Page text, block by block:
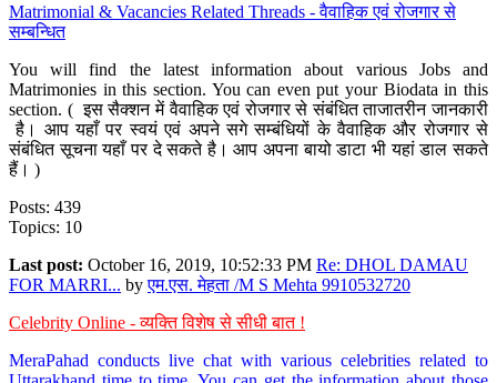
Matrimonial & Vacancies Related Threads - वैवाहिक एवं रोजगार से
सम्बन्धित
You will find the latest information about various Jobs and
Matrimonies in this section. You can even put your Biodata in this
section. ( इस सैक्शन में वैवाहिक एवं रोजगार से संबंधित ताजातरीन जानकारी
है। आप यहाँ पर स्वयं एवं अपने सगे सम्बंधियों के वैवाहिक और रोजगार से
संबंधित सूचना यहाँ पर दे सकते है। आप अपना बायो डाटा भी यहां डाल सकते
हैं। )
Posts: 439
Topics: 10
Last post: October 16, 2019, 10:52:33 PM Re: DHOL DAMAU
FOR MARRI... byएम.एस. मेहता /M S Mehta 9910532720
Celebrity Online - व्यक्ति विशेष से सीधी बात !
MeraPahad conducts live chat with various celebrities related to